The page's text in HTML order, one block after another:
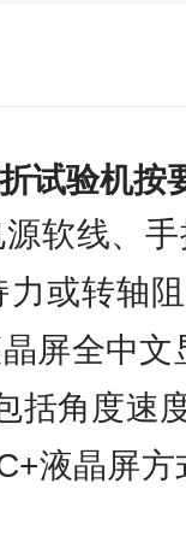
试验机按
软线、
或转轴
屏全中
括角度速
液晶屏